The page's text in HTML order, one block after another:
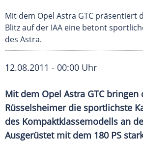
Mit dem Opel Astra GTC präsentiert
Blitz auf der IAA eine betont
des Astra.
12.08.2011 - 00:00 Uhr
Mit dem Opel Astra GTC bringen
Rüsselsheimer die sportlichste
des Kompaktklassemodells an
Ausgerüstet mit dem 180 PS